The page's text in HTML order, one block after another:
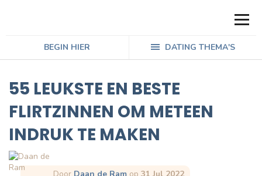
BEGIN HIER DATING THEMA'S
55 LEUKSTE EN BESTE
FLIRTZINNEN OM METEEN
INDRUK TE MAKEN